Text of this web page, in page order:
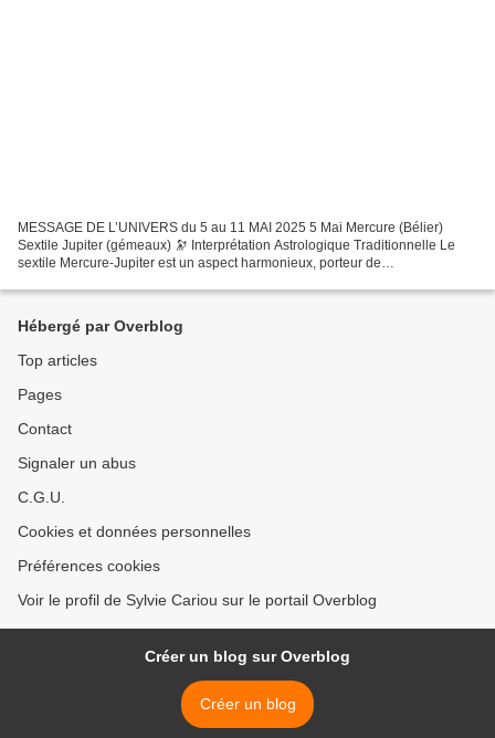
MESSAGE DE L’UNIVERS du 5 au 11 MAI 2025 5 Mai Mercure (Bélier)
Sextile Jupiter (gémeaux) 🔭 Interprétation Astrologique Traditionnelle Le
sextile Mercure-Jupiter est un aspect harmonieux, porteur de
Hébergé par Overblog
Top articles
Pages
Contact
Signaler un abus
C.G.U.
Cookies et données personnelles
Préférences cookies
Voir le profil de Sylvie Cariou sur le portail Overblog
Créer un blog sur Overblog
Créer un blog